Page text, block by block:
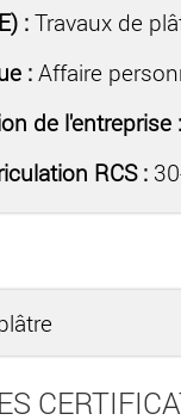
:Travaux de
:Affaire
de l'entreprise :
RCS :